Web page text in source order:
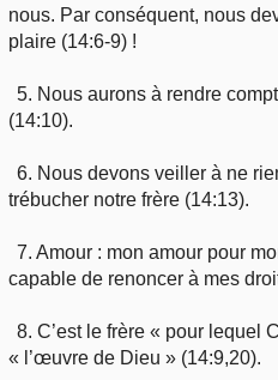
nous. Par conséquent, nous
plaire (14:6-9) !
5. Nous aurons à rendre
(14:10).
6. Nous devons veiller à ne
trébucher notre frère (14:13).
7. Amour : mon amour pour
capable de renoncer à mes
8. C’est le frère « pour lequel
« l’œuvre de Dieu » (14:9,20).